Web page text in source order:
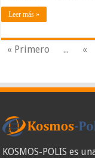
Leer más »
« Primero ... «
KOSMOS-POLIS es